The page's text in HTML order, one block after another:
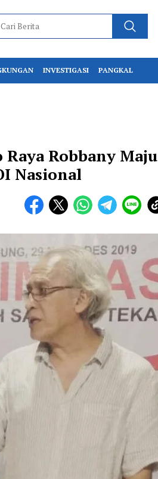
INVESTIGASI PANGKAL
Robbany Maju
Nasional